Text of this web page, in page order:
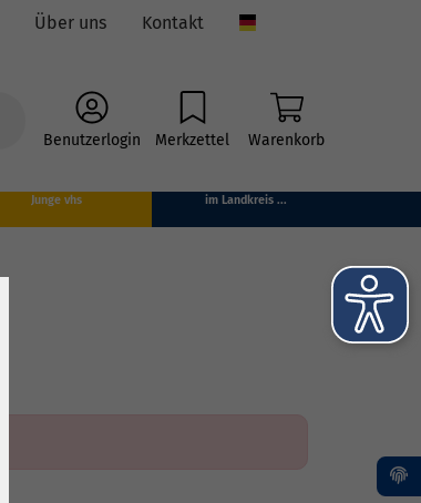
Über uns Kontakt
Benutzerlogin Merkzettel Warenkorb
Junge vhs im Landkreis ...